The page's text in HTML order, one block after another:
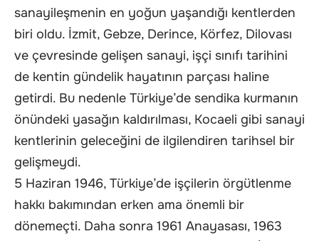
sanayileşmenin en yoğun yaşandığı kentlerden
biri oldu. İzmit, Gebze, Derince, Körfez, Dilovası
ve çevresinde gelişen sanayi, işçi sınıfı tarihini
de kentin gündelik hayatının parçası haline
getirdi. Bu nedenle Türkiye’de sendika kurmanın
önündeki yasağın kaldırılması, Kocaeli gibi sanayi
kentlerinin geleceğini de ilgilendiren tarihsel bir
gelişmeydi.
5 Haziran 1946, Türkiye’de işçilerin örgütlenme
hakkı bakımından erken ama önemli bir
dönemeçti. Daha sonra 1961 Anayasası, 1963